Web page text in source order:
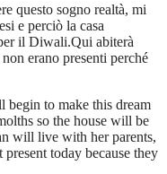
questo sogno realtà, mi
e perciò la casa
il Diwali.Qui abiterà
erano presenti perché
begin to make this dream
so the house will be
will live with her parents,
today because they